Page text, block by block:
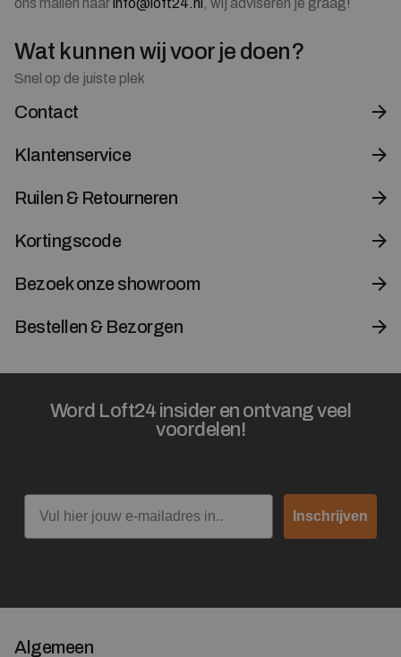
ons mailen naarinfo@loft24.nl , wij adviseren je graag!
Wat kunnen wij voor je doen?
Snel op de juiste plek
Contact
Klantenservice
Ruilen & Retourneren
Kortingscode
Bezoek onze showroom
Bestellen & Bezorgen
Word Loft24 insider en ontvang veel
voordelen!
Email
Inschrijven
Algemeen